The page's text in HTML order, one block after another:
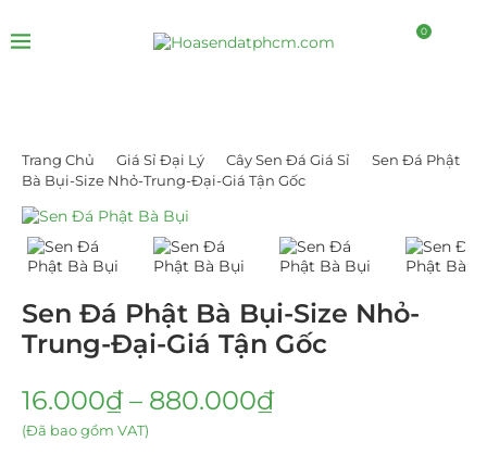
0
Trang Chủ Giá Sỉ Đại Lý Cây Sen Đá Giá Sỉ
Sen Đá Phật
Bà Bụi-Size Nhỏ-Trung-Đại-Giá Tận Gốc
Sen Đá Phật Bà Bụi-Size Nhỏ-
Trung-Đại-Giá Tận Gốc
16.000₫ – 880.000₫
(Đã bao gồm VAT)